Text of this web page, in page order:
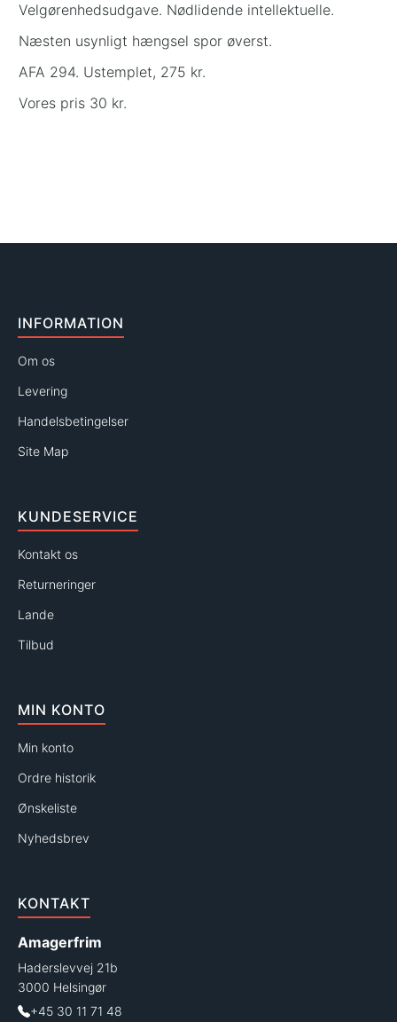
Velgørenhedsudgave. Nødlidende intellektuelle.
Næsten usynligt hængsel spor øverst.
AFA 294. Ustemplet, 275 kr.
Vores pris 30 kr.
INFORMATION
Om os
Levering
Handelsbetingelser
Site Map
KUNDESERVICE
Kontakt os
Returneringer
Lande
Tilbud
MIN KONTO
Min konto
Ordre historik
Ønskeliste
Nyhedsbrev
KONTAKT
Amagerfrim
Haderslevvej 21b
3000 Helsingør
+45 30 11 71 48